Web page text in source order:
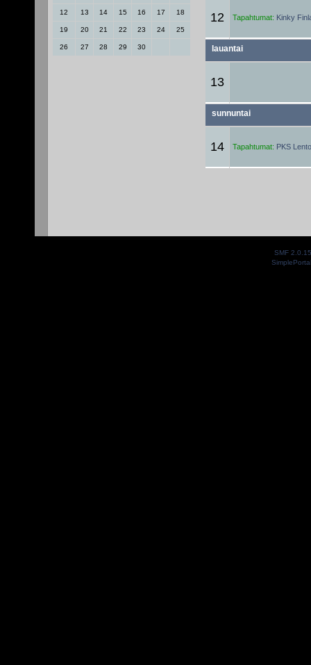
12 13 14 15 16 17 18
19 20 21 22 23 24 25
26 27 28 29 30
12 Tapahtumat: Kinky
lauantai
13
sunnuntai
14 Tapahtumat: PKS
SMF 2.0.15